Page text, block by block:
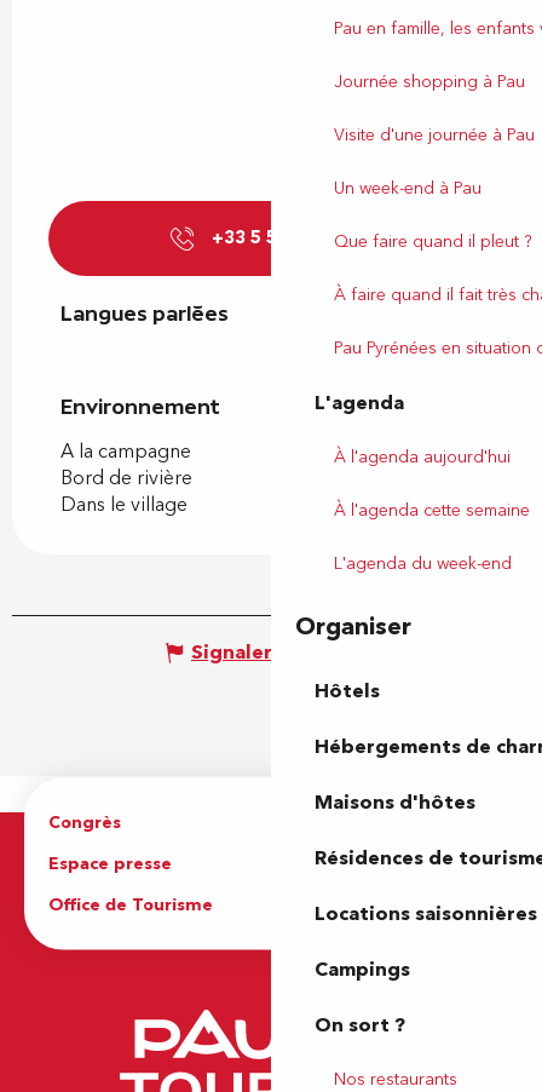
Pau en famille, les
Journée shopping à Pau
Visite d'une journée à Pau
Un week-end à Pau
Que faire quand il pleut ?
À faire quand il fait très
Pau Pyrénées en situation
L'agenda
À l'agenda aujourd'hui
À l'agenda cette semaine
L'agenda du week-end
Organiser
Hôtels
Hébergements de
Maisons d'hôtes
Résidences de
Locations saisonnières
Campings
On sort ?
Nos restaurants
+33 5 59 68 80▒▒
Langues parlées
Langues parlées
Environnement
Environnement
A la campagne
Bord de rivière
Dans le village
Signaler une erreur
Congrès
Espace presse
Brochures
Office de Tourisme